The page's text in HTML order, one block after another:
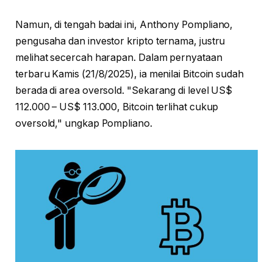
Namun, di tengah badai ini, Anthony Pompliano,
pengusaha dan investor kripto ternama, justru
melihat secercah harapan. Dalam pernyataan
terbaru Kamis (21/8/2025), ia menilai Bitcoin sudah
berada di area oversold. "Sekarang di level US$
112.000 – US$ 113.000, Bitcoin terlihat cukup
oversold," ungkap Pompliano.